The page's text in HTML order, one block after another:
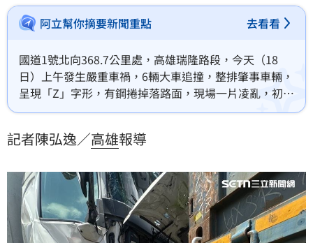
阿立幫你摘要新聞重點 去看看
國道1號北向368.7公里處，高雄瑞隆路段，今天（18
日）上午發生嚴重車禍，6輛大車追撞，整排肇事車輛，
呈現「Z」字形，有鋼捲掉落路面，現場一片凌亂，初步
了解，1人輕傷，事故尚未排除，現場慘況也跟著曝光。
記者陳弘逸／高雄報導